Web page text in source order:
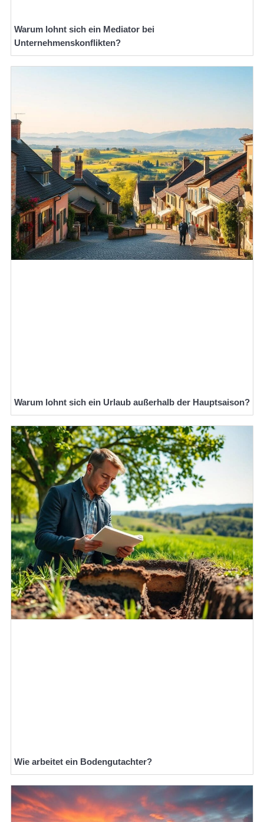
Warum lohnt sich ein Mediator bei
Unternehmenskonflikten?
Warum lohnt sich ein Urlaub außerhalb der Hauptsaison?
Wie arbeitet ein Bodengutachter?